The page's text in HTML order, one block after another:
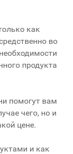
как
во
продукта
помогут вам
чего, но и
цене.
и как